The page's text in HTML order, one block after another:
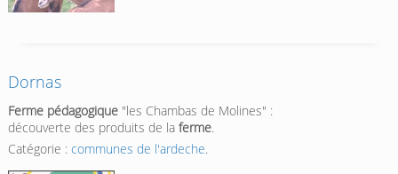
Dornas
Ferme pédagogique"les Chambas de Molines" :
découverte des produits de la ferme.
Catégorie : communes de l'ardeche.